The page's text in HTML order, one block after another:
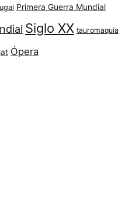
Primera Guerra Mundial
Siglo XX tauromaquia
Ópera